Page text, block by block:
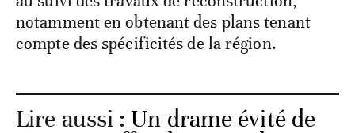
notamment en obtenant des plans tenant
compte des spécificités de la région.
Lire aussi : Un drame évité de